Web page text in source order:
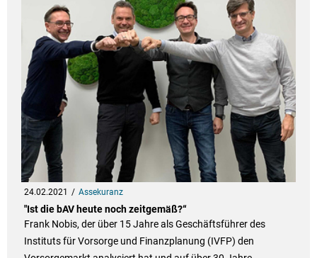
24.02.2021 Assekuranz
"Ist die bAV heute noch zeitgemäß?“
Frank Nobis, der über 15 Jahre als Geschäftsführer des
Instituts für Vorsorge und Finanzplanung (IVFP) den